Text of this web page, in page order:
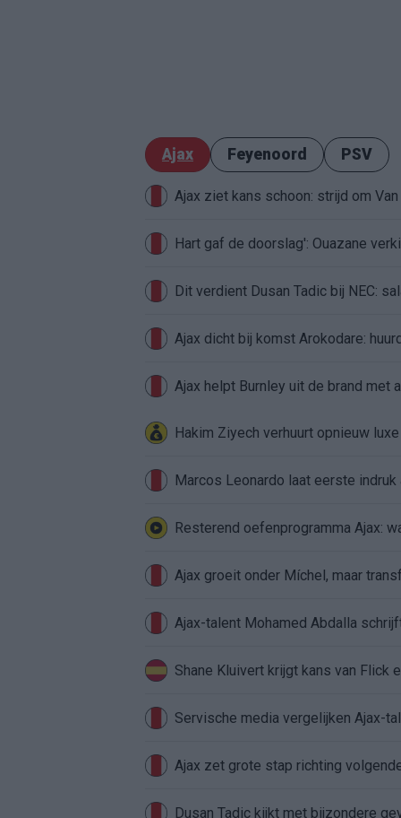
Ajax Feyenoord PSV
Ajax ziet kans schoon: strijd om
Hart gaf de doorslag': Ouazane
Dit verdient Dusan Tadic bij NEC:
Ajax dicht bij komst Arokodare:
Ajax helpt Burnley uit de brand met
Hakim Ziyech verhuurt opnieuw
Marcos Leonardo laat eerste
Resterend oefenprogramma Ajax:
Ajax groeit onder Míchel, maar
Ajax-talent Mohamed Abdalla
Shane Kluivert krijgt kans van Flick
Servische media vergelijken Ajax-
Ajax zet grote stap richting
Dusan Tadic kijkt met bijzondere